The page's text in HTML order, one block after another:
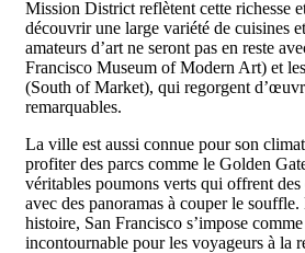
Mission District reflètent cette richesse
découvrir une large variété de cuisines
amateurs d’art ne seront pas en reste
Francisco Museum of Modern Art) et
(South of Market), qui regorgent
remarquables.
La ville est aussi connue pour son
profiter des parcs comme le Golden
véritables poumons verts qui offrent des
avec des panoramas à couper le
histoire, San Francisco s’impose
incontournable pour les voyageurs à la